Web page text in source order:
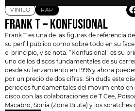
VINILO RAP
FRANK T – KONFUSIONAL
Frank T es una de las figuras de referencia
su perfil público como sobre todo en su
el principio, y se nota. “Konfusional” es su
uno de los discos fundamentales de su
desde su lanzamiento en 1996 y ahora
por un precio de dos cifras. Sin duda este
periodos fundamentales del movimiento en
disco con las colaboraciones de T.Cee,
Macabro, Sonia (Zona Bruta) y los scratches